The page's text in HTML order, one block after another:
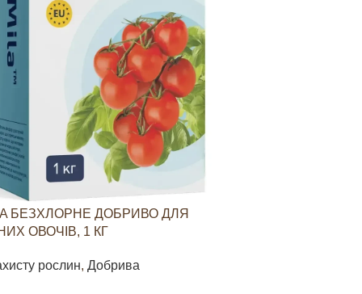
БЕЗХЛОРНЕ ДОБРИВО ДЛЯ
ОВОЧІВ, 1 КГ
рослин, Добрива